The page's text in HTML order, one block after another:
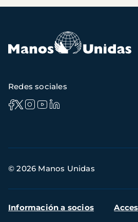
Redes sociales
de
© 2026 Manos Unidas
Menú
Información a socios